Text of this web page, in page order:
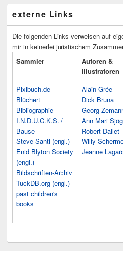
externe Links
Die folgenden Links verweisen auf
mir in keinerlei juristischem
Sammler
Autoren &
Illustratoren
Pixibuch.de
Blüchert
Bibliographie
I.N.D.U.C.K.S. /
Bause
Steve Santi (engl.)
Enid Blyton Society
(engl.)
Bildschriften-Archiv
TuckDB.org (engl.)
past children's
books
Alain Grée
Dick Bruna
Georg
Ann Mari
Robert Dallet
Willy
Jeanne